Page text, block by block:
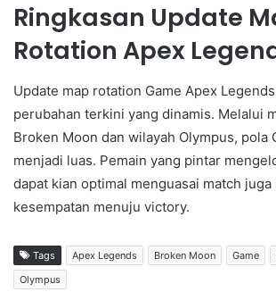
Ringkasan Update
Rotation Apex
Update map rotation Game Apex
perubahan terkini yang dinamis. Melalui
Broken Moon dan wilayah Olympus, pola
menjadi luas. Pemain yang pintar
dapat kian optimal menguasai match
kesempatan menuju victory.
Tags Apex Legends Broken Moon Game
Olympus